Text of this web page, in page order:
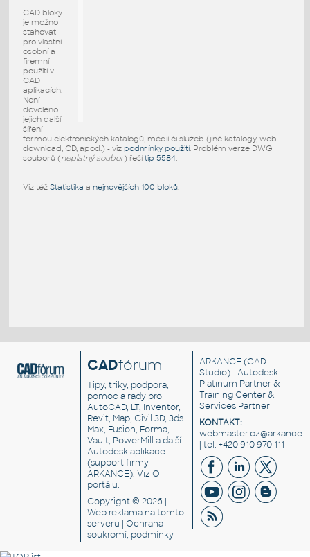
CAD bloky
je možno
stahovat
pro vlastní
osobní a
firemní
použití v
CAD
aplikacích.
Není
dovoleno
jejich další
šíření
formou elektronických katalogů, médií či služeb (jiné katalogy, web
download, CD, apod.) - viz podmínky použití. Problém verze DWG
souborů (neplatný soubor) řešítip 5584.
Viz též Statistika a nejnovějších 100 bloků.
CADfórum
Tipy, triky, podpora,
pomoc a rady pro
AutoCAD, LT, Inventor,
Revit, Map, Civil 3D, 3ds
Max, Fusion, Forma,
Vault, PowerMill a další
Autodesk aplikace
(support firmy
ARKANCE). VizO
portálu.
Copyright © 2026 |
Web reklama na tomto
serveru |Ochrana
soukromí, podmínky
ARKANCE (CAD
Studio) - Autodesk
Platinum Partner &
Training Center &
Services Partner
KONTAKT:
| tel. +420 910 970 111